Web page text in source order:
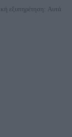
εξυπηρέτηση: Αυτά